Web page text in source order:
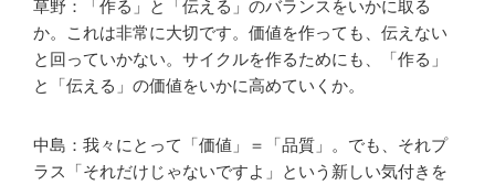
草野：「作る」と「伝える」のバランスをいかに取る
か。これは非常に大切です。価値を作っても、伝えない
と回っていかない。サイクルを作るためにも、「作る」
と「伝える」の価値をいかに高めていくか。
中島：我々にとって「価値」＝「品質」。でも、それプ
ラス「それだけじゃないですよ」という新しい気付きを